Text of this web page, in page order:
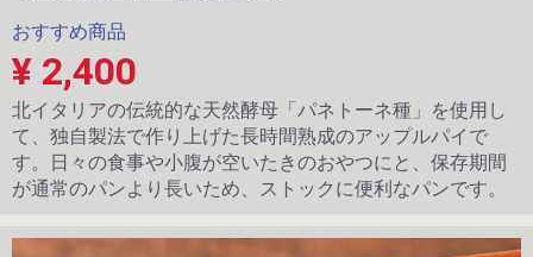
おすすめ商品
¥ 2,400
北イタリアの伝統的な天然酵母「パネトーネ種」を使用し
て、独自製法で作り上げた長時間熟成のアップルパイで
す。日々の食事や小腹が空いたきのおやつにと、保存期間
が通常のパンより長いため、ストックに便利なパンです。